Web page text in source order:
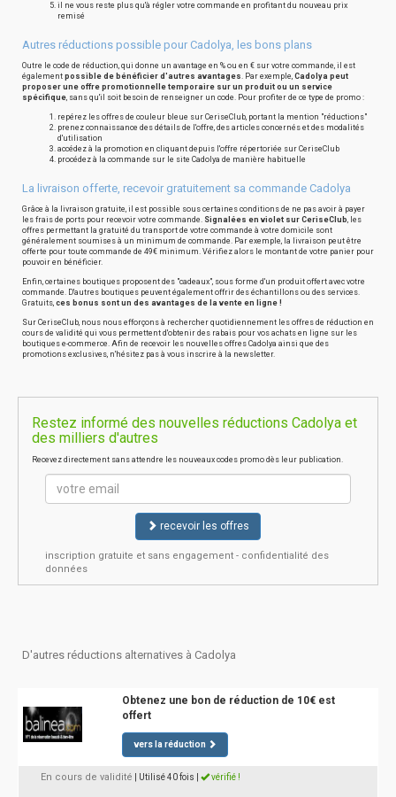
il ne vous reste plus qu'à régler votre commande en profitant du nouveau prix
remisé
Autres réductions possible pour Cadolya, les bons plans
Outre le code de réduction, qui donne un avantage en % ou en € sur votre commande, il est
également possible de bénéficier d'autres avantages. Par exemple, Cadolya peut
proposer une offre promotionnelle temporaire sur un produit ou un service
spécifique, sans qu'il soit besoin de renseigner un code. Pour profiter de ce type de promo :
repérez les offres de couleur bleue sur CeriseClub, portant la mention "réductions"
prenez connaissance des détails de l'offre, des articles concernés et des modalités
d'utilisation
accédez à la promotion en cliquant depuis l'offre répertoriée sur CeriseClub
procédez à la commande sur le site Cadolya de manière habituelle
La livraison offerte, recevoir gratuitement sa commande Cadolya
Grâce à la livraison gratuite, il est possible sous certaines conditions de ne pas avoir à payer
les frais de ports pour recevoir votre commande. Signalées en violet sur CeriseClub, les
offres permettant la gratuité du transport de votre commande à votre domicile sont
généralement soumises à un minimum de commande. Par exemple, la livraison peut être
offerte pour toute commande de 49€ minimum. Vérifiez alors le montant de votre panier pour
pouvoir en bénéficier.
Enfin, certaines boutiques proposent des "cadeaux", sous forme d'un produit offert avec votre
commande. D'autres boutiques peuvent également offrir des échantillons ou des services.
Gratuits, ces bonus sont un des avantages de la vente en ligne !
Sur CeriseClub, nous nous efforçons à rechercher quotidiennement les offres de réduction en
cours de validité qui vous permettent d'obtenir des rabais pour vos achats en ligne sur les
boutiques e-commerce. Afin de recevoir les nouvelles offres Cadolya ainsi que des
promotions exclusives, n'hésitez pas à vous inscrire à la newsletter.
Restez informé des nouvelles réductions Cadolya et
des milliers d'autres
Recevez directement sans attendre les nouveaux codes promo dès leur publication.
recevoir les offres
inscription gratuite et sans engagement - confidentialité des
données
D'autres réductions alternatives à Cadolya
Obtenez une bon de réduction de 10€ est
offert
vers la réduction
En cours de validité | Utilisé 40 fois vérifié !